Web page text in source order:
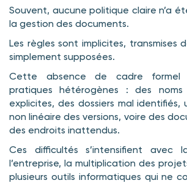
Souvent, aucune politique claire n’a
la gestion des documents.
Les règles sont implicites, transmises
simplement supposées.
Cette absence de cadre
pratiques hétérogènes : des
explicites, des dossiers mal identifiés,
non linéaire des versions, voire des
des endroits inattendus.
Ces difficultés s’intensifient avec
l’entreprise, la multiplication des
plusieurs outils informatiques qui ne